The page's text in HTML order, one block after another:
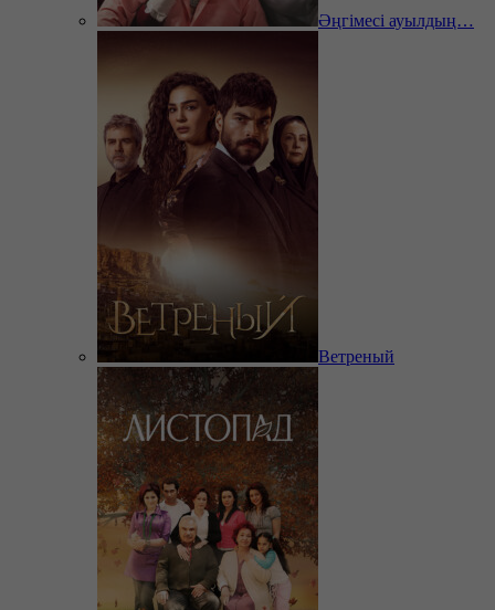
Әңгімесі ауылдың…
Ветреный